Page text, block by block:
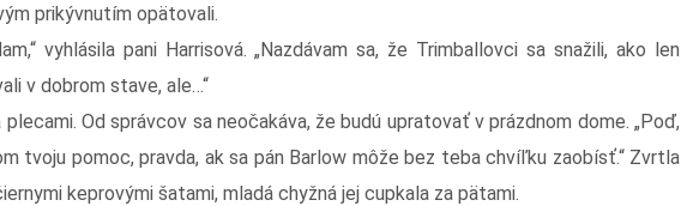
prikývnutím opätovali.
vyhlásila pani Harrisová. „Nazdávam sa, že Trimballovci sa snažili, ako len
v dobrom stave, ale…“
Od správcov sa neočakáva, že budú upratovať v prázdnom dome. „Poď,
tvoju pomoc, pravda, ak sa pán Barlow môže bez teba chvíľku zaobísť.“ Zvrtla
keprovými šatami, mladá chyžná jej cupkala za pätami.